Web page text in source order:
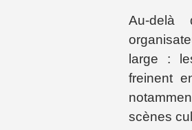
Au-delà
large :
freinent
scènes